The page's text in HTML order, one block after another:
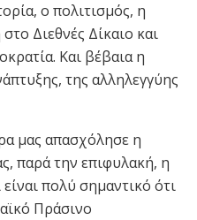
ο πολιτισμός, η
Διεθνές Δίκαιο και
Και βέβαια η
της αλληλεγγύης
μας απασχόλησε η
παρά την επιφυλακή, η
πολύ σημαντικό ότι
Πράσινο